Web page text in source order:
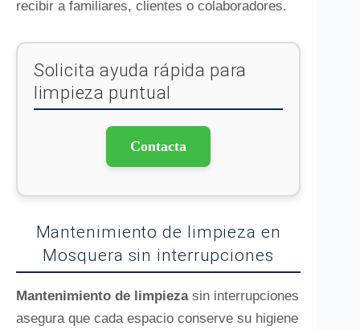
recibir a familiares, clientes o colaboradores.
Solicita ayuda rápida para
limpieza puntual
Contacta
Mantenimiento de limpieza en
Mosquera sin interrupciones
Mantenimiento de limpiezasin interrupciones
asegura que cada espacio conserve su higiene